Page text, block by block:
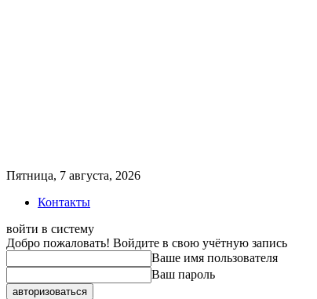
Пятница, 7 августа, 2026
Контакты
войти в систему
Добро пожаловать! Войдите в свою учётную запись
Ваше имя пользователя
Ваш пароль